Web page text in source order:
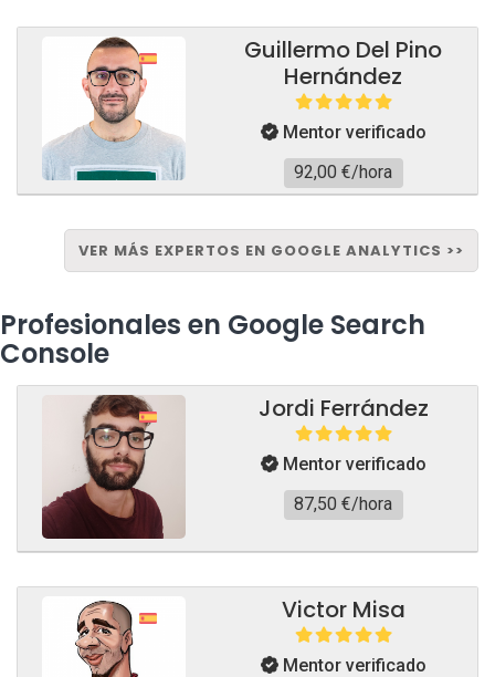
Guillermo Del Pino
Hernández
Mentor verificado
92,00 €/hora
VER MÁS EXPERTOS EN GOOGLE ANALYTICS >>
Profesionales en Google Search
Console
Jordi Ferrández
Mentor verificado
87,50 €/hora
Victor Misa
Mentor verificado